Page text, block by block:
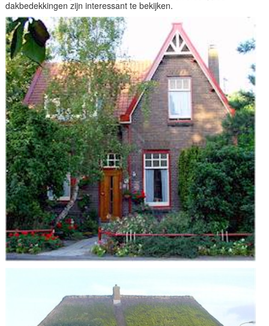
dakbedekkingen zijn interessant te bekijken.